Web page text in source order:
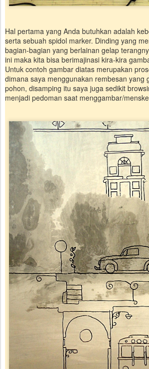
Hal pertama yang Anda butuhkan adalah
serta sebuah spidol marker. Dinding yang
bagian-bagian yang berlainan gelap
ini maka kita bisa berimajinasi kira-kira
Untuk contoh gambar diatas merupakan
dimana saya menggunakan rembesan yang
pohon, disamping itu saya juga sedikit
menjadi pedoman saat menggambar/